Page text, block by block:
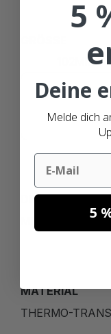
102MM
DRUCKTECHNIK
MIT FARBBAND
MATERIAL
THERMO-
5
Deine
Melde dich
Email
5